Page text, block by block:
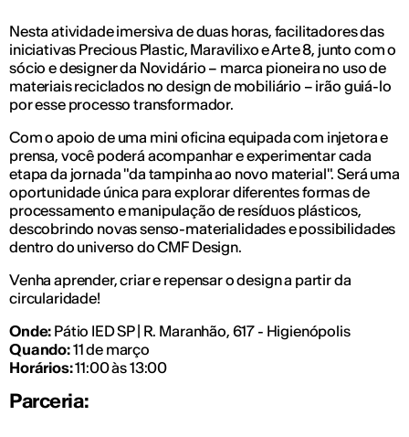
Nesta atividade imersiva de duas horas, facilitadores das
iniciativas Precious Plastic, Maravilixo e Arte 8, junto com o
sócio e designer da Novidário – marca pioneira no uso de
materiais reciclados no design de mobiliário – irão guiá-lo
por esse processo transformador.
Com o apoio de uma mini oficina equipada com injetora e
prensa, você poderá acompanhar e experimentar cada
etapa da jornada "da tampinha ao novo material". Será uma
oportunidade única para explorar diferentes formas de
processamento e manipulação de resíduos plásticos,
descobrindo novas senso-materialidades e possibilidades
dentro do universo do CMF Design.
Venha aprender, criar e repensar o design a partir da
circularidade!
Onde: Pátio IED SP | R. Maranhão, 617 - Higienópolis
Quando:11 de março
Horários:11:00 às 13:00
Parceria: